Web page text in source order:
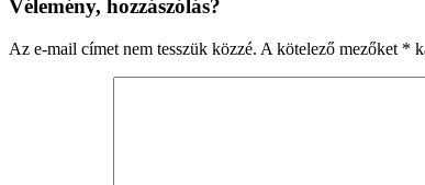
Vélemény, hozzászólás?
Az e-mail címet nem tesszük közzé. A kötelező mezőket *